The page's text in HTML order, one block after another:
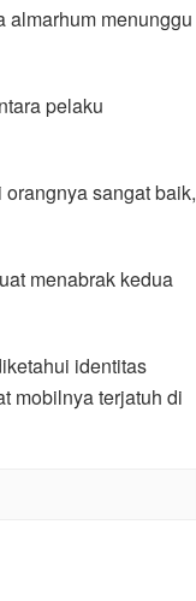
almarhum menunggu
pelaku
sangat baik,
menabrak kedua
identitas
mobilnya terjatuh di